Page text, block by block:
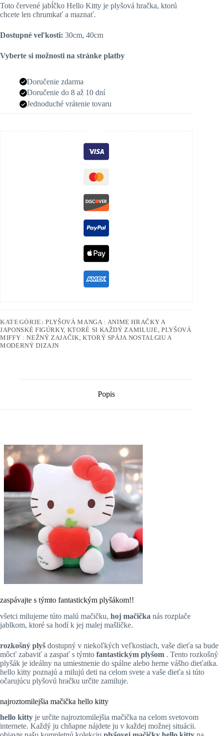
Toto červené jabĺčko Hello Kitty je plyšová hračka, ktorú
chcete len chrumkať a maznať.
Dostupné veľkosti: 30cm, 40cm
Vyberte si možnosti na stránke platby
Doručenie zdarma
Doručenie do 8 až 10 dní
Jednoduché vrátenie tovaru
KATEGÓRIE:PLYŠOVÁ MANGA : ANIME HRAČKY A
JAPONSKÉ FIGÚRKY, KTORÉ SI KAŽDÝ ZAMILUJE, PLYŠOVÁ
MIFFY : NEŽNÝ ZAJAČIK, KTORÝ SPÁJA NOSTALGIU A
MODERNÝ DIZAJN
Popis
zaspávajte s týmto fantastickým plyšákom!!
všetci milujeme túto malú mačičku, hoj mačička nás rozplače
jablkom, ktoré sa hodí k jej malej mašličke.
rozkošný plyš dostupný v niekoľkých veľkostiach, vaše dieťa sa bude
môcť zabaviť a zaspať s týmto fantastickým plyšom . Tento rozkošný
plyšák je ideálny na umiestnenie do spálne alebo herne vášho dieťatka.
hello kitty poznajú a milujú deti na celom svete a vaše dieťa si túto
očarujúcu plyšovú hračku určite zamiluje.
najroztomilejšia mačička hello kitty
hello kitty je určite najroztomilejšia mačička na celom svetovom
internete. Každý ju chňapne nájdete ju v každej možnej situácii.